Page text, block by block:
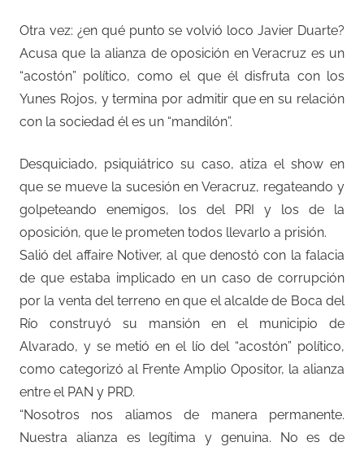
Otra vez: ¿en qué punto se volvió loco Javier Duarte?
Acusa que la alianza de oposición en Veracruz es un
“acostón” político, como el que él disfruta con los
Yunes Rojos, y termina por admitir que en su relación
con la sociedad él es un “mandilón”.
Desquiciado, psiquiátrico su caso, atiza el show en
que se mueve la sucesión en Veracruz, regateando y
golpeteando enemigos, los del PRI y los de la
oposición, que le prometen todos llevarlo a prisión.
Salió del affaire Notiver, al que denostó con la falacia
de que estaba implicado en un caso de corrupción
por la venta del terreno en que el alcalde de Boca del
Río construyó su mansión en el municipio de
Alvarado, y se metió en el lío del “acostón” político,
como categorizó al Frente Amplio Opositor, la alianza
entre el PAN y PRD.
“Nosotros nos aliamos de manera permanente.
Nuestra alianza es legítima y genuina. No es de